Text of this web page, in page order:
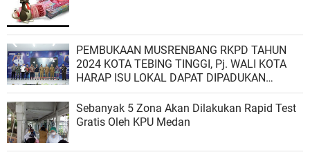
PEMBUKAAN MUSRENBANG RKPD TAHUN
2024 KOTA TEBING TINGGI, Pj. WALI KOTA
HARAP ISU LOKAL DAPAT DIPADUKAN
DENGAN PROGRAM PRIORITAS
Sebanyak 5 Zona Akan Dilakukan Rapid Test
Gratis Oleh KPU Medan